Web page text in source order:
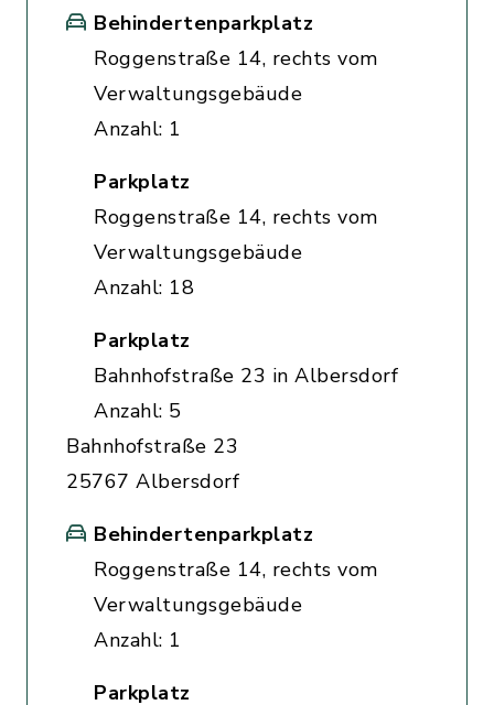
Behindertenparkplatz
Roggenstraße 14, rechts vom
Verwaltungsgebäude
Anzahl: 1
Parkplatz
Roggenstraße 14, rechts vom
Verwaltungsgebäude
Anzahl: 18
Parkplatz
Bahnhofstraße 23 in Albersdorf
Anzahl: 5
Bahnhofstraße 23
25767 Albersdorf
Behindertenparkplatz
Roggenstraße 14, rechts vom
Verwaltungsgebäude
Anzahl: 1
Parkplatz